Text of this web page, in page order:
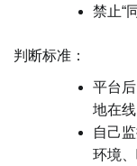
禁止“
判断标准：
平台
地在线
自己
环境、